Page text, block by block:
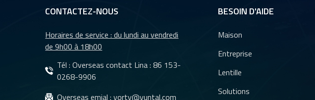
nocturne pour
Objectifs DMS et
CMS pour système
de caméra de
surveillance de
Objectifs
CONTACTEZ-NOUS
Horaires de service : du lundi au vendredi
de 9h00 à 18h00
Tél : Overseas contact Lina :86 153-
0268-9906
Overseas emial :yorty@yuntal.com
BESOIN D'AIDE
Maison
Entreprise
Lentille
Solutions